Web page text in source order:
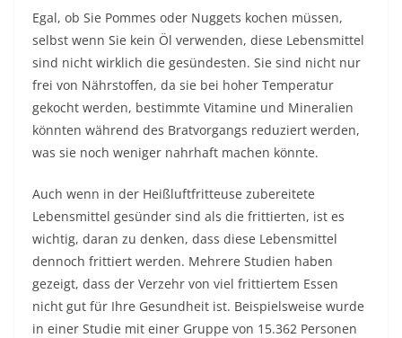
Egal, ob Sie Pommes oder Nuggets kochen müssen,
selbst wenn Sie kein Öl verwenden, diese Lebensmittel
sind nicht wirklich die gesündesten. Sie sind nicht nur
frei von Nährstoffen, da sie bei hoher Temperatur
gekocht werden, bestimmte Vitamine und Mineralien
könnten während des Bratvorgangs reduziert werden,
was sie noch weniger nahrhaft machen könnte.
Auch wenn in der Heißluftfritteuse zubereitete
Lebensmittel gesünder sind als die frittierten, ist es
wichtig, daran zu denken, dass diese Lebensmittel
dennoch frittiert werden. Mehrere Studien haben
gezeigt, dass der Verzehr von viel frittiertem Essen
nicht gut für Ihre Gesundheit ist. Beispielsweise wurde
in einer Studie mit einer Gruppe von 15.362 Personen